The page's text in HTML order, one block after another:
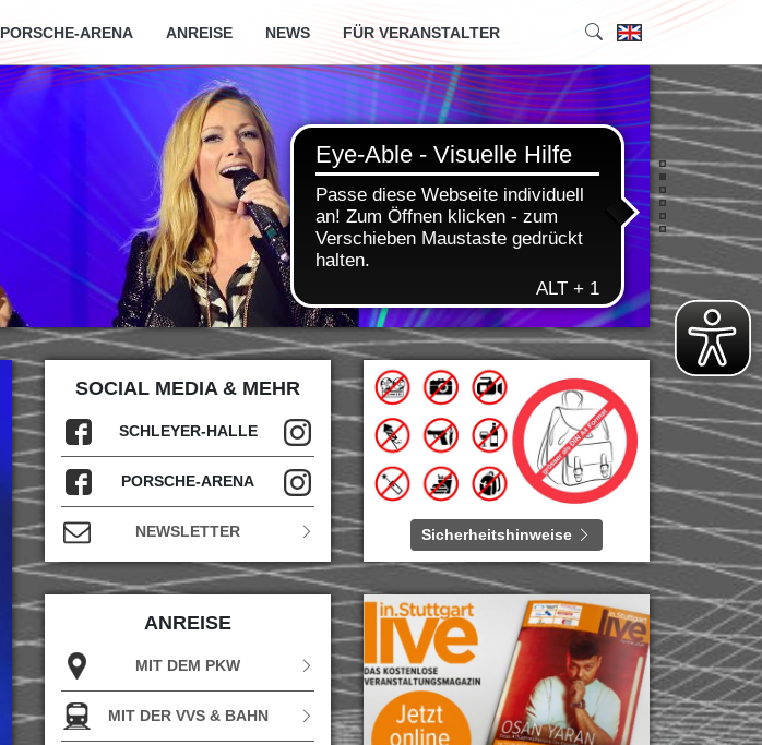
PORSCHE-ARENA ANREISE NEWS FÜR VERANSTALTER
•
•
•
•
•
•
SOCIAL MEDIA & MEHR
SCHLEYER-HALLE
PORSCHE-ARENA
NEWSLETTER
ANREISE
MIT DEM PKW
MIT DER VVS & BAHN
Sicherheitshinweise